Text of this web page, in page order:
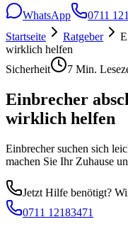
WhatsApp
0711
Startseite
Ratgeber
wirklich helfen
Sicherheit
7 Min.
Einbrecher
wirklich helfen
Einbrecher suchen sich
machen Sie Ihr Zuhause
Jetzt Hilfe benötigt?
0711 12183471